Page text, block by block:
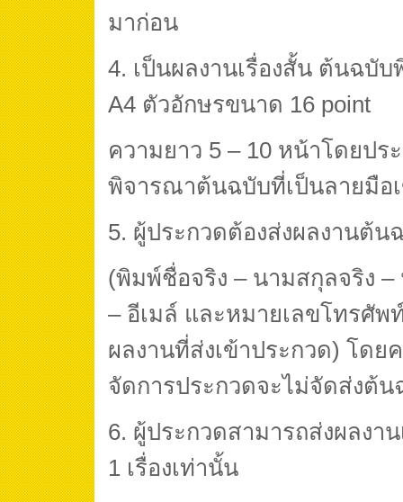
มาก่อน
4. เป็นผลงานเรื่องสั้น ต้นฉบั
A4 ตัวอักษรขนาด 16 point
ความยาว 5 – 10 หน้าโดยป
พิจารณาต้นฉบับที่เป็นลายมือ
5. ผู้ประกวดต้องส่งผลงานต้
(พิมพ์ชื่อจริง – นามสกุลจริง
– อีเมล์ และหมายเลขโทรศั
ผลงานที่ส่งเข้าประกวด) โดย
จัดการประกวดจะไม่จัดส่งต้
6. ผู้ประกวดสามารถส่งผลงา
1 เรื่องเท่านั้น